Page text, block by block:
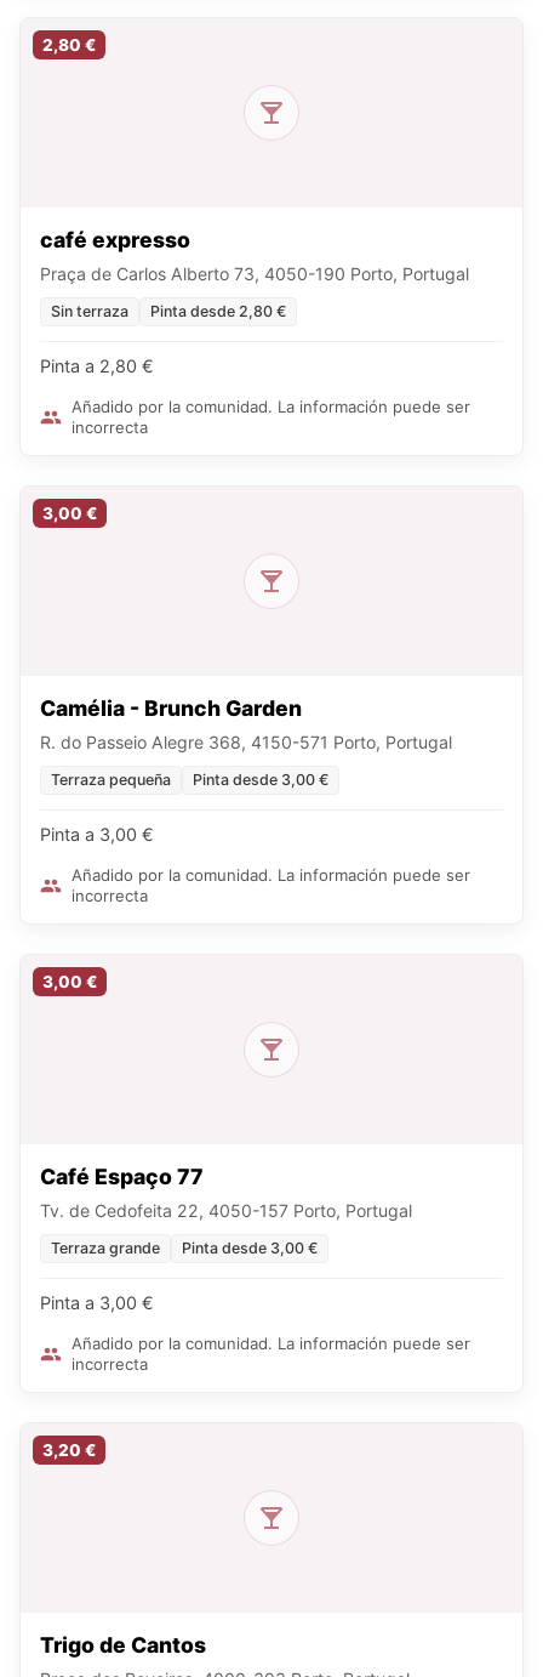
2,80 €
café expresso
Praça de Carlos Alberto 73, 4050-190 Porto, Portugal
Sin terraza Pinta desde 2,80 €
Pinta a 2,80 €
Añadido por la comunidad. La información puede ser
incorrecta
3,00 €
Camélia - Brunch Garden
R. do Passeio Alegre 368, 4150-571 Porto, Portugal
Terraza pequeña Pinta desde 3,00 €
Pinta a 3,00 €
Añadido por la comunidad. La información puede ser
incorrecta
3,00 €
Café Espaço 77
Tv. de Cedofeita 22, 4050-157 Porto, Portugal
Terraza grande Pinta desde 3,00 €
Pinta a 3,00 €
Añadido por la comunidad. La información puede ser
incorrecta
3,20 €
Trigo de Cantos